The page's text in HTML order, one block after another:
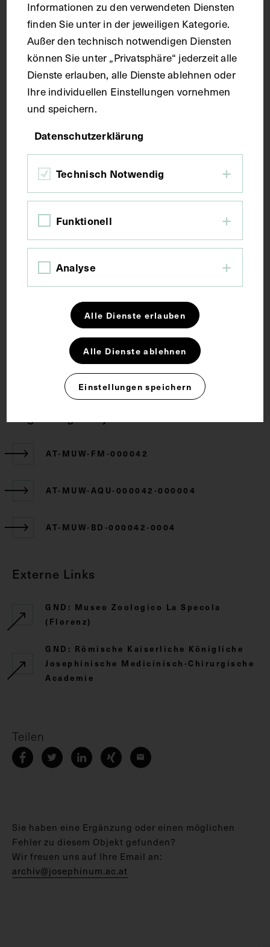
Maße
Seitenblatt 36,8 x 26,4 cm
Kurzbeschreibung
italienischer Sprache zum anatomischen
Wachsmodell der autochthonen Muskeln des
Halses.
Schlagwörter
CC BY-NC-SA 4.0
AT-MUW-FM-000042
AT-MUW-AQU-000042-000004
AT-MUW-BD-000042-0004
Externe Links
GND: Museo Zoologico La Specola
(Florenz)
GND: Römische Kaiserliche Königliche
Josephinische Medicinisch-Chirurgische
Academie
Teilen
Sie haben eine Ergänzung oder einen möglichen
Fehler zu diesem Objekt gefunden?
Wir freuen uns auf Ihre Email an:
archiv@josephinum.ac.at
Informationen zu den verwendeten Diensten
finden Sie unter in der jeweiligen Kategorie.
Außer den technisch notwendigen Diensten
können Sie unter „Privatsphäre“ jederzeit alle
Dienste erlauben, alle Dienste ablehnen oder
Ihre individuellen Einstellungen vornehmen
und speichern.
Datenschutzerklärung
Technisch Notwendig
Funktionell
Analyse
Alle Dienste erlauben
Alle Dienste ablehnen
Einstellungen speichern